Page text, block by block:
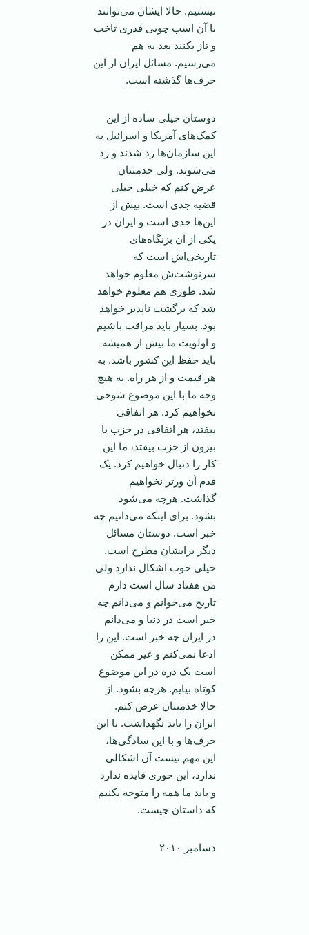
نیستیم. حالا ایشان می‌توانند
با آن اسب چوبی قدری تاخت
و تاز بکنند بعد به هم
می‌رسیم. مسائل ایران از این
حرف‌ها گذشته است.
دوستان خیلی ساده از این
کمک‌های آمریکا و اسرائیل به
این سازمان‌ها رد شدند و رد
می‌شوند. ولی خدمتتان
عرض کنم که خیلی خیلی
قضیه جدی است. بیش از
این‌ها جدی است و ایران در
یکی از آن بزنگاه‌های
تاریخی‌اش است که
سرنوشت‌ش معلوم خواهد
شد. طوری هم معلوم خواهد
شد که برگشت ناپذیر خواهد
بود. بسیار باید مراقب باشیم
و اولویت ما بیش از همیشه
باید حفظ این کشور باشد. به
هر قیمت و از هر راه. به هیچ
وجه ما با این موضوع شوخی
نخواهیم کرد. هر اتفاقی
بیفتد، هر اتفاقی در حزب یا
بیرون از حزب بیفتد، ما این
کار را دنبال خواهیم کرد. یک
قدم آن ور‌تر نخواهیم
گذاشت. هرچه می‌شود
بشود. برای اینکه می‌دانیم چه
خبر است. دوستان مسائل
دیگر برایشان مطرح است.
خیلی خوب اشکال ندارد ولی
من هفتاد سال است دارم
تاریخ می‌خوانم و می‌دانم چه
خبر است در دنیا و می‌دانم
در ایران چه خبر است. این را
ادعا نمی‌کنم و غیر ممکن
است یک ذره در این موضوع
کوتاه بیایم. هرچه بشود. از
حالا خدمتتان عرض کنم.
ایران را باید نگهداشت. با این
حرف‌ها و با این سادگی‌ها،
این مهم نیست آن اشکالی
ندارد، این جوری فایده ندارد
و باید ما همه را متوجه بکنیم
که داستان چیست.
دسامبر ۲۰۱۰